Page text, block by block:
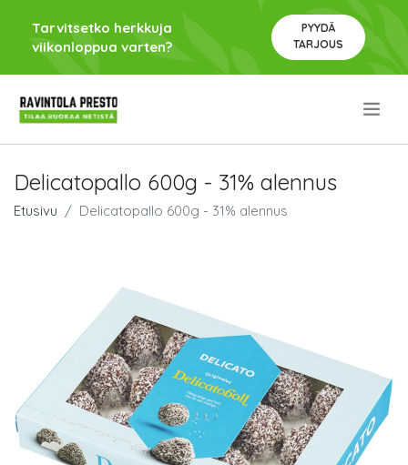
Tarvitsetko herkkuja
viikonloppua varten?
PYYDÄ
TARJOUS
Delicatopallo 600g - 31% alennus
Etusivu Delicatopallo 600g - 31% alennus